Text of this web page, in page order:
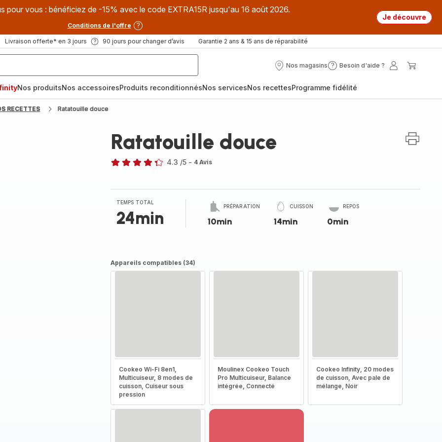
pour vous : bénéficiez de -15% avec le code EXTRA15R jusqu'au 16 août 2026.
Conditions de l'offre
Je découvre
Livraison offerte* en 3 jours 90 jours pour changer d’avis Garantie 2 ans & 15 ans de réparabilité
Nos magasins
Nos
Besoin d'aide ?
Besoin
?
Mon
Nos produitsNos accessoiresProduits reconditionnésNos servicesNos recettesProgramme fidélité
RECETTES Ratatouille douce
Ratatouille douce
4.3 /5 - 4 Avis
TEMPS TOTAL
24min
PRÉPARATION
10min
CUISSON
14min
REPOS
0min
Appareils compatibles (34)
Cookeo Wi-Fi 8en1,
Multicuiseur, 8 modes de
cuisson, Cuiseur sous
pression
Moulinex Cookeo Touch
Pro Multicuiseur, Balance
intégrée, Connecté
Cookeo Infinity, 20 modes
de cuisson, Avec pale de
mélange, Noir